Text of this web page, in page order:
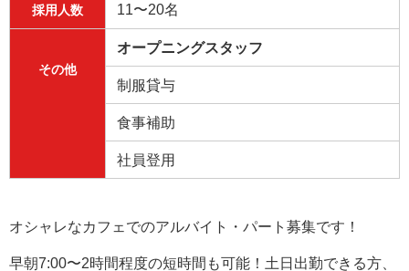
採用人数 11〜20名
その他
オープニングスタッフ
制服貸与
食事補助
社員登用
オシャレなカフェでのアルバイト・パート募集です！
早朝7:00〜2時間程度の短時間も可能！土日出勤できる方、